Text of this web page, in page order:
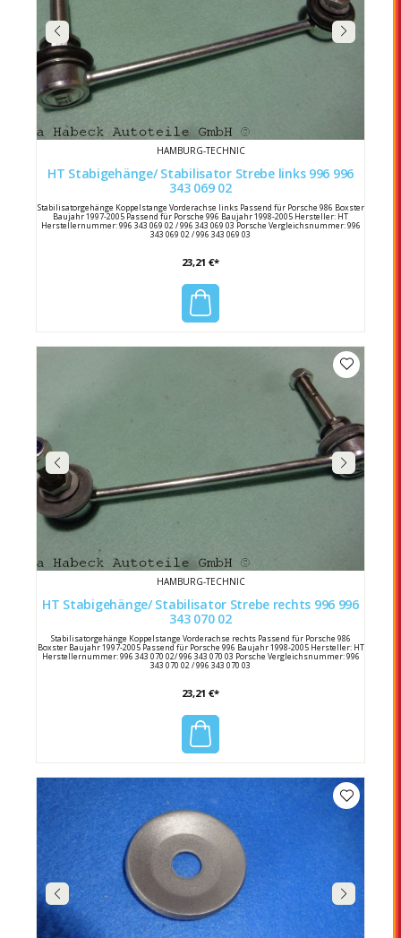
HAMBURG-TECHNIC
HT Stabigehänge/ Stabilisator Strebe links 996 996
343 069 02
Stabilisatorgehänge Koppelstange Vorderachse links Passend für Porsche 986 Boxster
Baujahr 1997-2005 Passend für Porsche 996 Baujahr 1998-2005 Hersteller: HT
Herstellernummer: 996 343 069 02 / 996 343 069 03 Porsche Vergleichsnummer: 996
343 069 02 / 996 343 069 03
23,21 €*
HAMBURG-TECHNIC
HT Stabigehänge/ Stabilisator Strebe rechts 996 996
343 070 02
Stabilisatorgehänge Koppelstange Vorderachse rechts Passend für Porsche 986
Boxster Baujahr 1997-2005 Passend für Porsche 996 Baujahr 1998-2005 Hersteller: HT
Herstellernummer: 996 343 070 02/ 996 343 070 03 Porsche Vergleichsnummer: 996
343 070 02 / 996 343 070 03
23,21 €*